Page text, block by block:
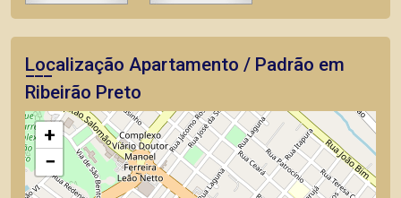
Localização Apartamento / Padrão em
Ribeirão Preto
+
−